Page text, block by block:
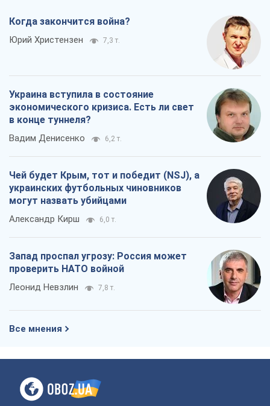
Когда закончится война?
Юрий Христензен 7,3 т.
Украина вступила в состояние
экономического кризиса. Есть ли свет
в конце туннеля?
Вадим Денисенко 6,2 т.
Чей будет Крым, тот и победит (NSJ), а
украинских футбольных чиновников
могут назвать убийцами
Александр Кирш 6,0 т.
Запад проспал угрозу: Россия может
проверить НАТО войной
Леонид Невзлин 7,8 т.
Все мнения